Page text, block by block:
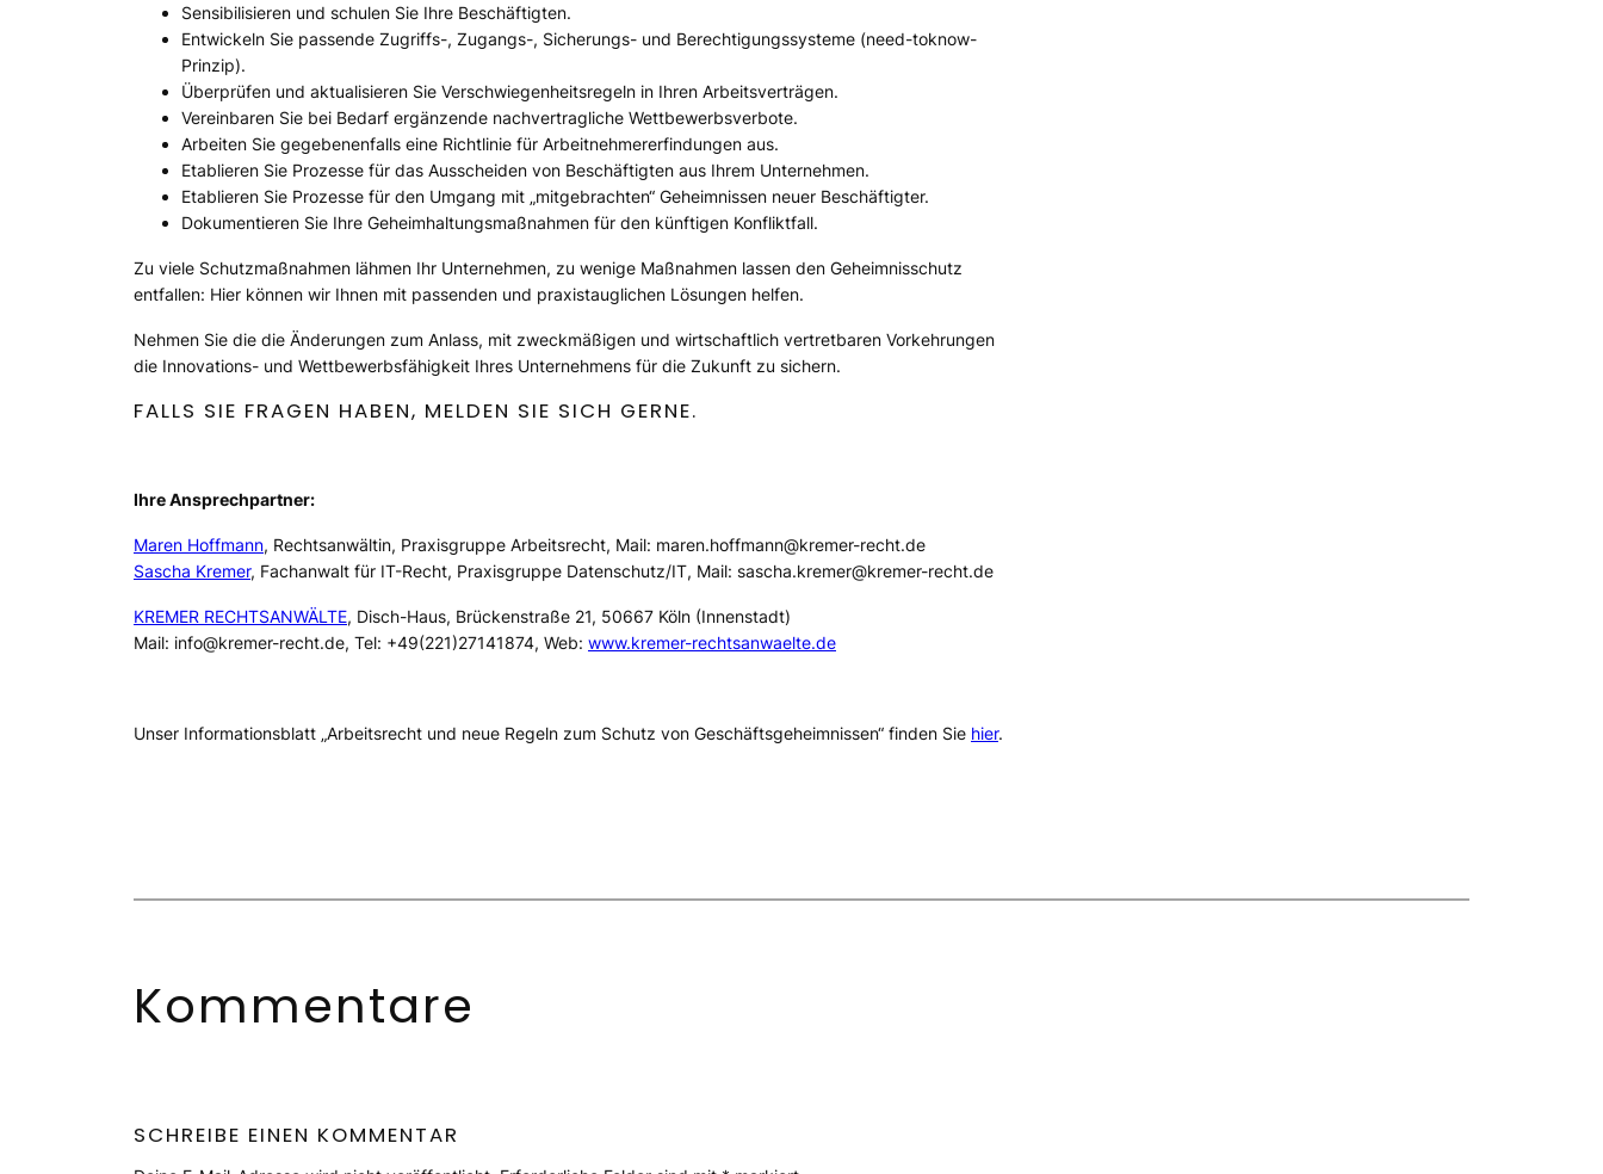
Sensibilisieren und schulen Sie Ihre Beschäftigten.
Entwickeln Sie passende Zugriffs-, Zugangs-, Sicherungs- und Berechtigungssysteme (need-toknow-
Prinzip).
Überprüfen und aktualisieren Sie Verschwiegenheitsregeln in Ihren Arbeitsverträgen.
Vereinbaren Sie bei Bedarf ergänzende nachvertragliche Wettbewerbsverbote.
Arbeiten Sie gegebenenfalls eine Richtlinie für Arbeitnehmererfindungen aus.
Etablieren Sie Prozesse für das Ausscheiden von Beschäftigten aus Ihrem Unternehmen.
Etablieren Sie Prozesse für den Umgang mit „mitgebrachten“ Geheimnissen neuer Beschäftigter.
Dokumentieren Sie Ihre Geheimhaltungsmaßnahmen für den künftigen Konfliktfall.
Zu viele Schutzmaßnahmen lähmen Ihr Unternehmen, zu wenige Maßnahmen lassen den Geheimnisschutz
entfallen: Hier können wir Ihnen mit passenden und praxistauglichen Lösungen helfen.
Nehmen Sie die die Änderungen zum Anlass, mit zweckmäßigen und wirtschaftlich vertretbaren Vorkehrungen
die Innovations- und Wettbewerbsfähigkeit Ihres Unternehmens für die Zukunft zu sichern.
FALLS SIE FRAGEN HABEN, MELDEN SIE SICH GERNE.
Ihre Ansprechpartner:
Maren Hoffmann, Rechtsanwältin, Praxisgruppe Arbeitsrecht, Mail: maren.hoffmann@kremer-recht.de
Sascha Kremer, Fachanwalt für IT-Recht, Praxisgruppe Datenschutz/IT, Mail: sascha.kremer@kremer-recht.de
KREMER RECHTSANWÄLTE, Disch-Haus, Brückenstraße 21, 50667 Köln (Innenstadt)
Mail: info@kremer-recht.de, Tel: +49(221)27141874, Web: www.kremer-rechtsanwaelte.de
Unser Informationsblatt „Arbeitsrecht und neue Regeln zum Schutz von Geschäftsgeheimnissen“ finden Sie hier.
Kommentare
SCHREIBE EINEN KOMMENTAR